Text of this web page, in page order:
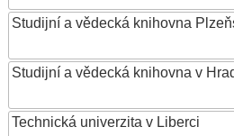
Studijní a vědecká knihovna
Studijní a vědecká knihovna v
Technická univerzita v Liberci